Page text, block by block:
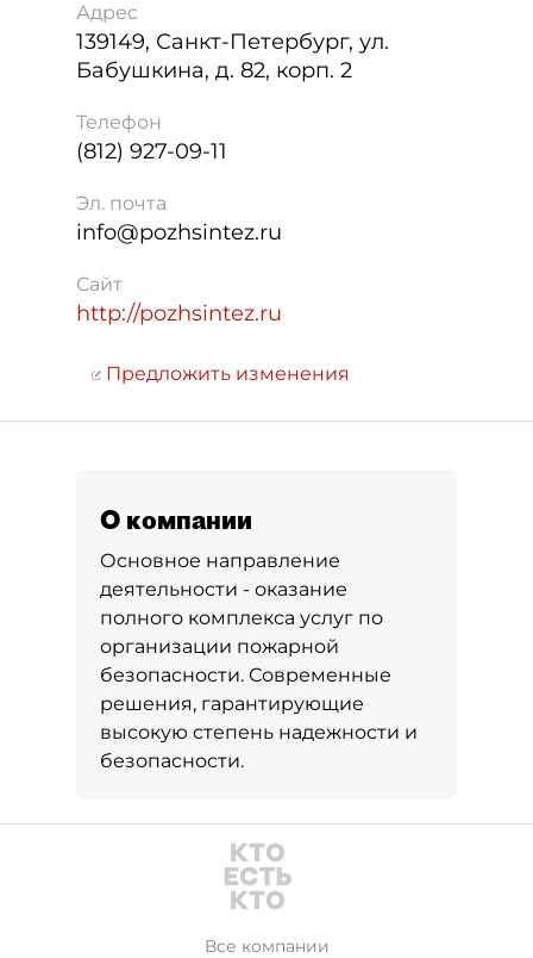
Адрес
139149, Санкт-Петербург, ул.
Бабушкина, д. 82, корп. 2
Телефон
(812) 927-09-11
Эл. почта
info@pozhsintez.ru
Сайт
http://pozhsintez.ru
Предложить изменения
О компании
Основное направление
деятельности - оказание
полного комплекса услуг по
организации пожарной
безопасности. Современные
решения, гарантирующие
высокую степень надежности и
безопасности.
Все компании